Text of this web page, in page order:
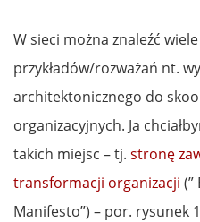
W sieci można znaleźć
przykładów/rozważań nt.
architektonicznego do
organizacyjnych. Ja
takich miejsc – tj. stronę
transformacji organizacji
Manifesto”) – por. rysunek